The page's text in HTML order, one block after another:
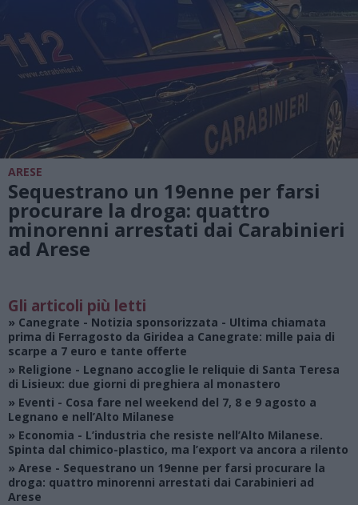
ARESE
Sequestrano un 19enne per farsi
procurare la droga: quattro
minorenni arrestati dai Carabinieri
ad Arese
Gli articoli più letti
» Canegrate - Notizia sponsorizzata - Ultima chiamata
prima di Ferragosto da Giridea a Canegrate: mille paia di
scarpe a 7 euro e tante offerte
» Religione - Legnano accoglie le reliquie di Santa Teresa
di Lisieux: due giorni di preghiera al monastero
» Eventi - Cosa fare nel weekend del 7, 8 e 9 agosto a
Legnano e nell’Alto Milanese
» Economia - L’industria che resiste nell’Alto Milanese.
Spinta dal chimico-plastico, ma l’export va ancora a rilento
» Arese - Sequestrano un 19enne per farsi procurare la
droga: quattro minorenni arrestati dai Carabinieri ad
Arese